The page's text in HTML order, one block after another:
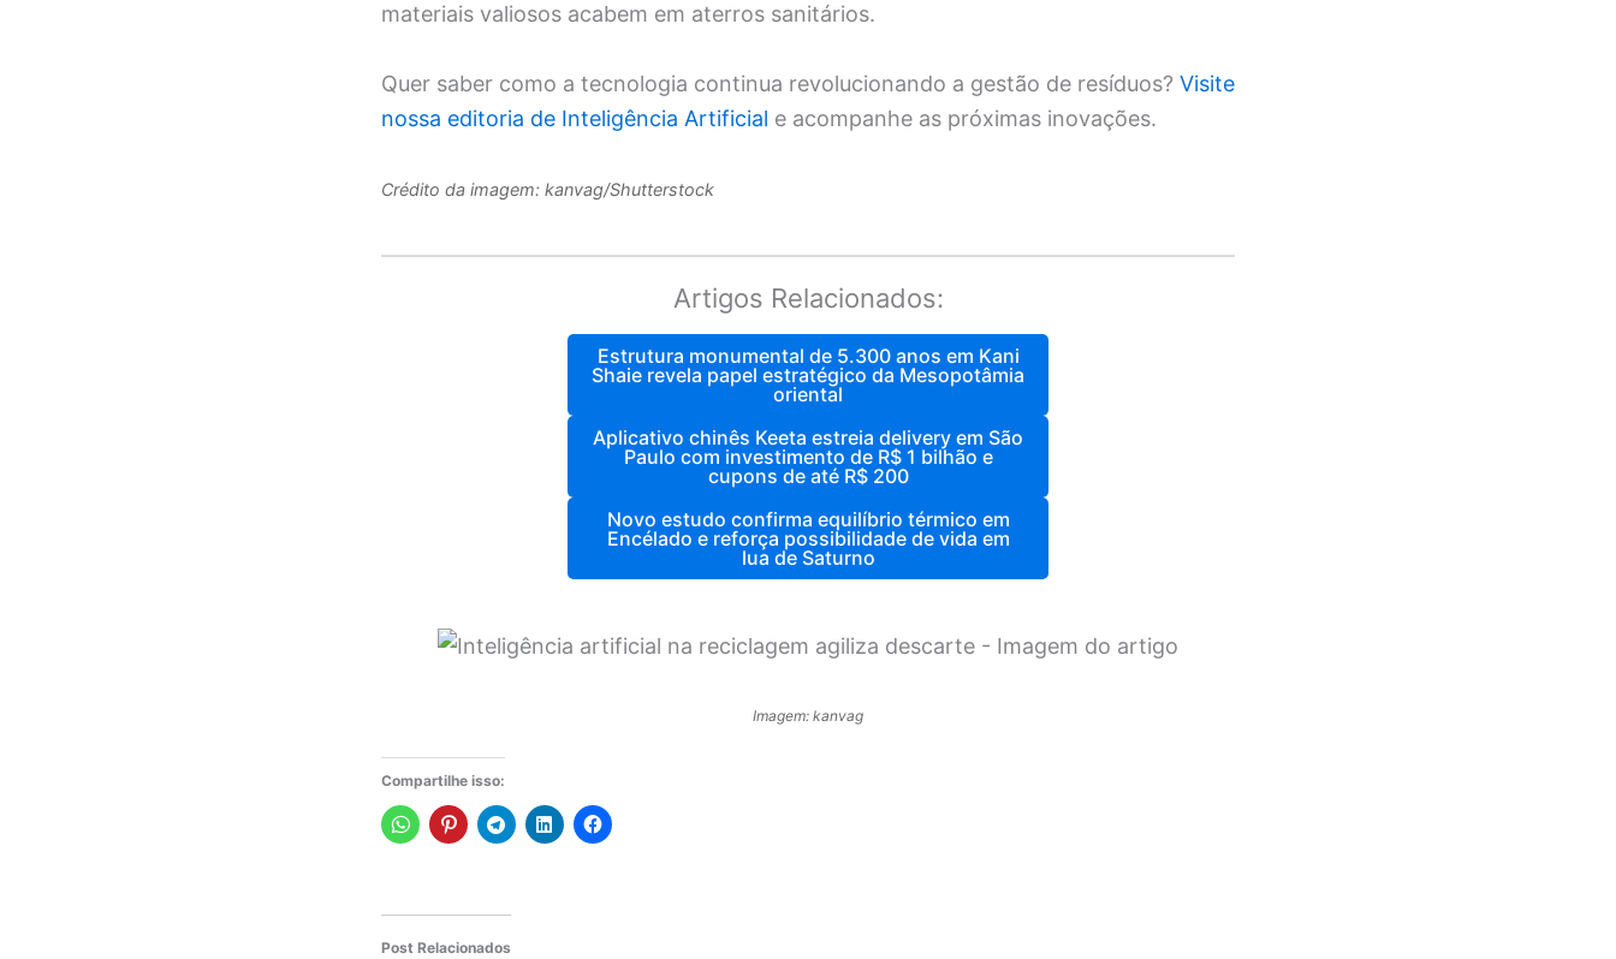
materiais valiosos acabem em aterros sanitários.
Quer saber como a tecnologia continua revolucionando a gestão de resíduos? Visite
nossa editoria de Inteligência Artificial e acompanhe as próximas inovações.
Crédito da imagem: kanvag/Shutterstock
Artigos Relacionados:
Estrutura monumental de 5.300 anos em Kani
Shaie revela papel estratégico da Mesopotâmia
oriental
Aplicativo chinês Keeta estreia delivery em São
Paulo com investimento de R$ 1 bilhão e
cupons de até R$ 200
Novo estudo confirma equilíbrio térmico em
Encélado e reforça possibilidade de vida em
lua de Saturno
Imagem: kanvag
Compartilhe isso:
Post Relacionados